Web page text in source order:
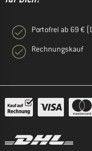
Portofrei ab 69 €
Rechnungskauf